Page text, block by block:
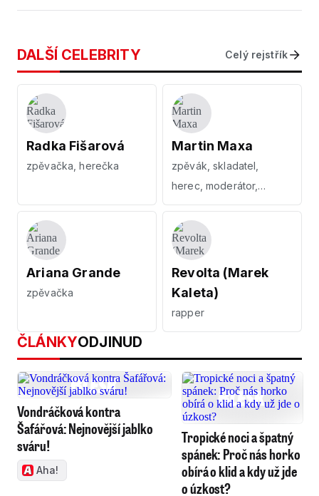
DALŠÍ CELEBRITY Celý rejstřík
Radka Fišarová
zpěvačka, herečka
Martin Maxa
zpěvák, skladatel,
herec, moderátor,
tělocvikář
Ariana Grande
zpěvačka
Revolta (Marek
Kaleta)
rapper
ČLÁNKYODJINUD
Vondráčková kontra
Šafářová: Nejnovější jablko
sváru!
Aha!
Tropické noci a špatný
spánek: Proč nás horko
obírá o klid a kdy už jde
o úzkost?